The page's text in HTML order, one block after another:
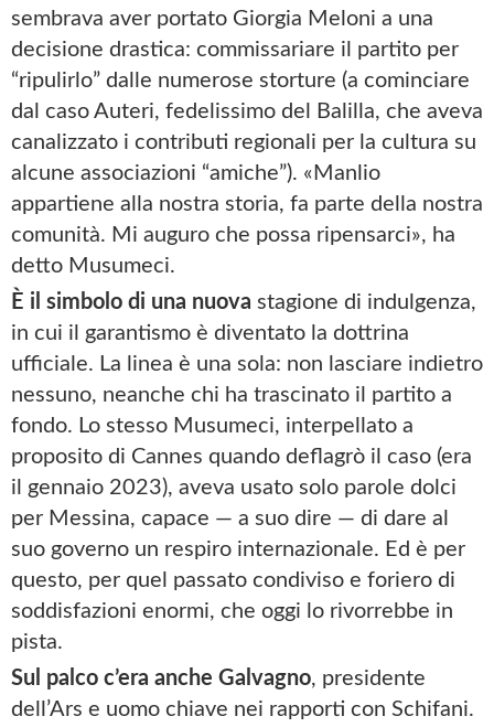
sembrava aver portato Giorgia Meloni a una
decisione drastica: commissariare il partito per
“ripulirlo” dalle numerose storture (a cominciare
dal caso Auteri, fedelissimo del Balilla, che aveva
canalizzato i contributi regionali per la cultura su
alcune associazioni “amiche”). «Manlio
appartiene alla nostra storia, fa parte della nostra
comunità. Mi auguro che possa ripensarci», ha
detto Musumeci.
È il simbolo di una nuova stagione di indulgenza,
in cui il garantismo è diventato la dottrina
ufficiale. La linea è una sola: non lasciare indietro
nessuno, neanche chi ha trascinato il partito a
fondo. Lo stesso Musumeci, interpellato a
proposito di Cannes quando deflagrò il caso (era
il gennaio 2023), aveva usato solo parole dolci
per Messina, capace — a suo dire — di dare al
suo governo un respiro internazionale. Ed è per
questo, per quel passato condiviso e foriero di
soddisfazioni enormi, che oggi lo rivorrebbe in
pista.
Sul palco c’era anche Galvagno, presidente
dell’Ars e uomo chiave nei rapporti con Schifani.